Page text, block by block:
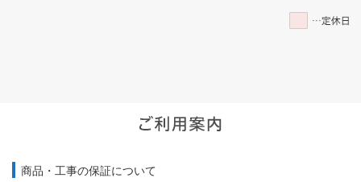
商品・工事の保証について